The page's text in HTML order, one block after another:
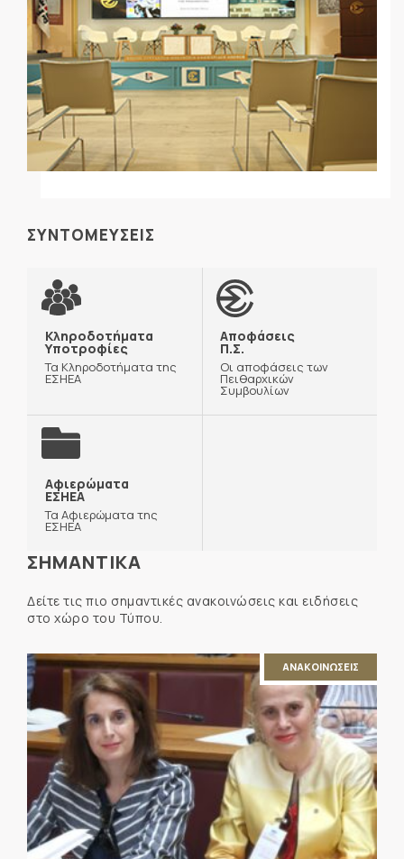
ΣΥΝΤΟΜΕΥΣΕΙΣ
Κληροδοτήματα
Υποτροφίες
Τα Κληροδοτήματα της
ΕΣΗΕΑ
Αποφάσεις
Π.Σ.
Οι αποφάσεις των
Πειθαρχικών
Συμβουλίων
Αφιερώματα
ΕΣΗΕΑ
Τα Αφιερώματα της
ΕΣΗΕΑ
ΣΗΜΑΝΤΙΚΑ
Δείτε τις πιο σημαντικές ανακοινώσεις και ειδήσεις
στο χώρο του Τύπου.
ΑΝΑΚΟΙΝΩΣΕΙΣ